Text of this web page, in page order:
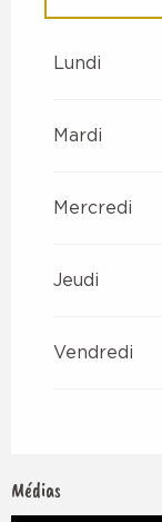
Lundi
Mardi
Mercredi
Jeudi
Vendredi
Médias